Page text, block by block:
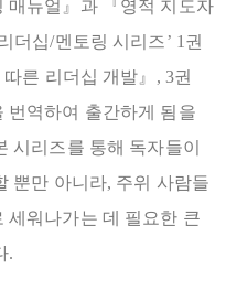
매뉴얼』과 『영적 지도자
더십/멘토링 시리즈’ 1권
른 리더십 개발』, 3권
번역하여 출간하게 됨을
시리즈를 통해 독자들이
뿐만 아니라, 주위 사람들
세워나가는 데 필요한 큰
.